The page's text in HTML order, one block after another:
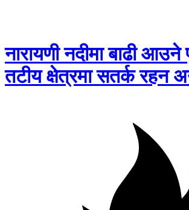
नारायणी नदीमा बाढी आउने
तटीय क्षेत्रमा सतर्क रहन